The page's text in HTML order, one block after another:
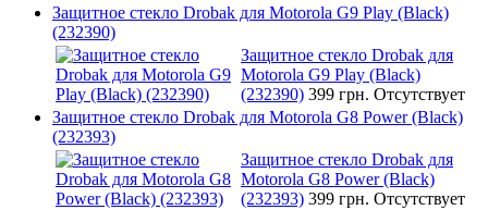
Защитное стекло Drobak для Motorola G9 Play (Black)
(232390)
Защитное стекло Drobak для
Motorola G9 Play (Black)
(232390) 399 грн. Отсутствует
Защитное стекло Drobak для Motorola G8 Power (Black)
(232393)
Защитное стекло Drobak для
Motorola G8 Power (Black)
(232393) 399 грн. Отсутствует